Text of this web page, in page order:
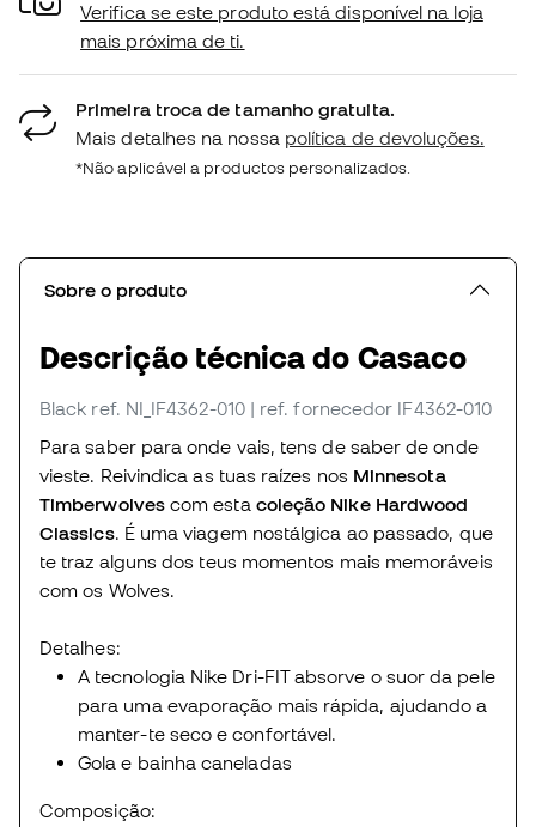
Verifica se este produto está disponível na loja
mais próxima de ti.
Primeira troca de tamanho gratuita.
Mais detalhes na nossa política de devoluções.
*Não aplicável a productos personalizados.
Sobre o produto
Descrição técnica do Casaco
Black ref. NI_IF4362-010 | ref. fornecedor IF4362-010
Para saber para onde vais, tens de saber de onde
vieste. Reivindica as tuas raízes nos Minnesota
Timberwolvescom esta coleção Nike Hardwood
Classics. É uma viagem nostálgica ao passado, que
te traz alguns dos teus momentos mais memoráveis
com os Wolves.
Detalhes:
A tecnologia Nike Dri-FIT absorve o suor da pele
para uma evaporação mais rápida, ajudando a
manter-te seco e confortável.
Gola e bainha caneladas
Composição: